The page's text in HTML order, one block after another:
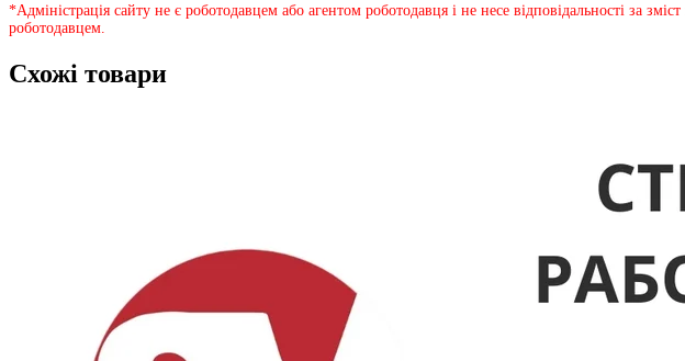
*Адміністрація сайту не є роботодавцем або агентом роботодавця і не несе відповідальності за
роботодавцем.
Схожі товари